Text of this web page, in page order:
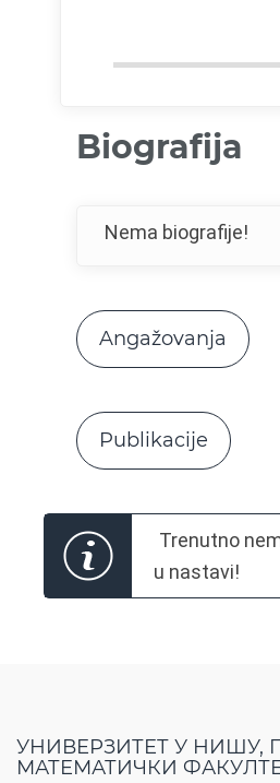
Biografija
Nema biografije!
Angažovanja
Publikacije
Trenutno
u nastavi!
УНИВЕРЗИТЕТ У НИШУ,
МАТЕМАТИЧКИ